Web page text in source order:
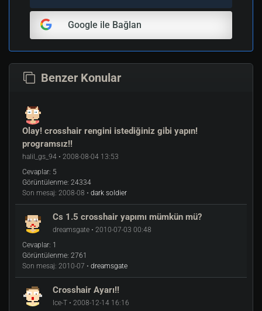
Google ile Bağlan
Benzer Konular
Olay! crosshair rengini istediğiniz gibi yapın!
programsız!!
halil_gs_94 • 2008-08-04 13:53
Cevaplar: 5
Görüntülenme: 24334
Son mesaj: 2008-08 • dark soldier
Cs 1.5 crosshair yapımı mümkün mü?
dreamsgate • 2010-07-03 00:48
Cevaplar: 1
Görüntülenme: 2761
Son mesaj: 2010-07 • dreamsgate
Crosshair Ayarı!!
Ice-T • 2008-12-14 16:16